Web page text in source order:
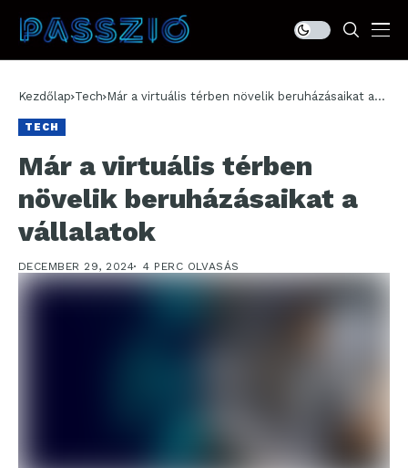
Kezdőlap Tech Már a virtuális térben növelik beruházásaikat a
TECH
Már a virtuális térben
növelik beruházásaikat a
vállalatok
DECEMBER 29, 2024 4 PERC OLVASÁS